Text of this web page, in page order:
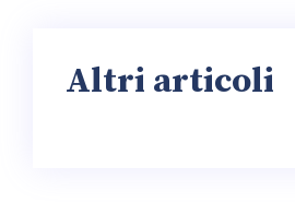
Altri articoli